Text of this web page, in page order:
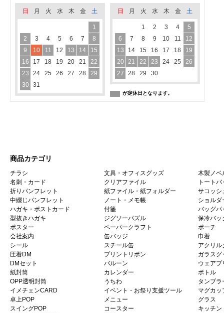
日 月 火 水 木 金 土
1
2
3 4 5 6 7
8
9
10 11 12 13 14
15
16
17 18 19 20 21
22
23
24 25 26 27 28
29
30
31
日 月 火 水 木 金 土
1 2 3 4
5
6
7 8 9 10 11
12
13
14 15 16 17 18
19
20
21 22 23 24 25
26
27
28 29 30
が定休日となります。
商品カテゴリ
チラシ
名刺・カード
折りパンフレット
中綴じパンフレット
ハガキ・ポストカード
型抜きハガキ
ポスター
会社案内
シール
圧着DM
DMセット
紙封筒
OPP透明封筒
イメチェンCARD
卓上POP
スイングPOP
文具・オフィスグッズ
クリアファイル
紙ファイル・紙フォルダー
ノート・メモ帳
付箋
ジグソーパズル
ペーパークラフト
缶バッジ
スチール缶
プリントリボン
バルーン
カレンダー
うちわ
イベント・お祭り支援ツール
メニュー
コースター
木製ノベ
トートバ
サコッシ
ショルダ
バッグパ
保冷バッ
ポーチ
巾着
アクリル
ガラスグ
ウェアプ
ボトル
タンブラ
マグカッ
グラス
キッチン